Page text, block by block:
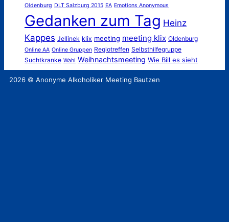
Oldenburg DLT Salzburg 2015 EA Emotions Anonymous
Gedanken zum Tag Heinz
Kappes Jellinek klix meeting meeting klix Oldenburg
Online AA Online Gruppen Regiotreffen Selbsthilfegruppe
Suchtkranke Wahl Weihnachtsmeeting Wie Bill es sieht
2026 © Anonyme Alkoholiker Meeting Bautzen